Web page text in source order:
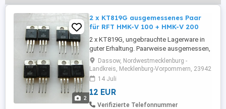
2
2 x KT819G ausgemessenes Paar
für RFT HMK-V 100 + HMK-V 200
2 x KT819G, ungebrauchte Lagerware in
guter Erhaltung. Paarweise ausgemessen,
verbaut auch in weiteren Geräten,
mehrfach vorhanden. Wechselnd sind
weitere überzählige Ersatzteile in meinen
Versand, Überweisung, PayPal privat
möglich, Versandkosten einfacher ...
Dassow, Nordwestmecklenburg -
Landkreis, Mecklenburg-Vorpommern, 23942
14 Juli
12 EUR
Verifizierte Telefonnummer